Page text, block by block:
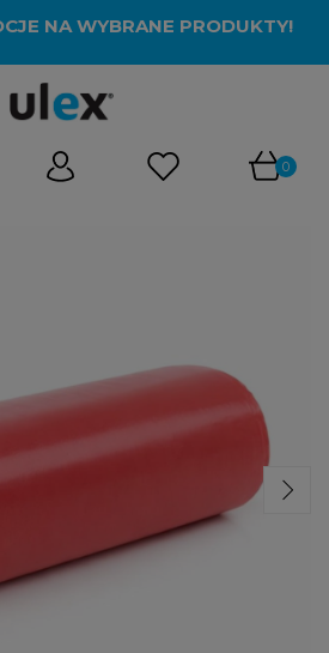
NA WYBRANE PRODUKTY!